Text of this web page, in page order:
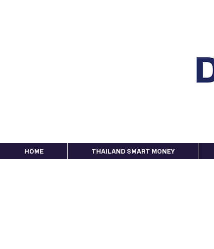
HOME THAILAND SMART MONEY